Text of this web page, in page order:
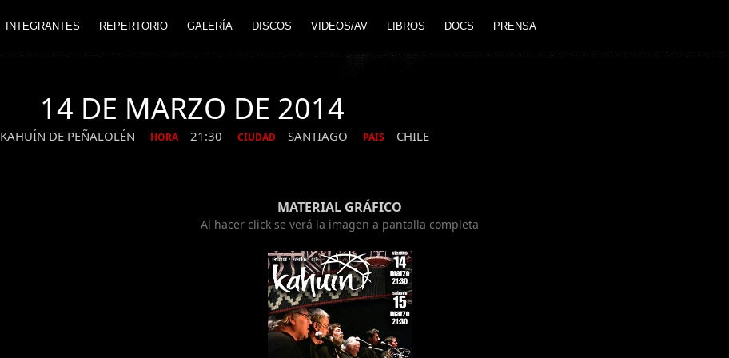
INTEGRANTES REPERTORIO GALERÍA DISCOS VIDEOS/AV LIBROS DOCS PRENSA
14 DE MARZO DE 2014
KAHUÍN DE PEÑALOLÉN HORA 21:30 CIUDAD SANTIAGO PAIS CHILE
MATERIAL GRÁFICO
Al hacer click se verá la imagen a pantalla completa